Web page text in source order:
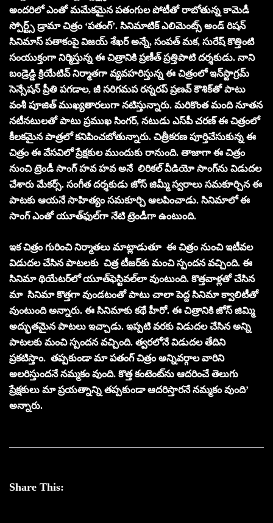
అందరిలో ఎంతో మమేకమైన ప‌తంగుల పోటీతో రాబోతున్న కామెడీ
స్పోర్ట్స్ డ్రామా చిత్రం ‘ప‌తంగ్’. సినిమాటిక్ ఎలిమెంట్స్ అండ్ రిష‌న్
సినిమాస్ ప‌తాకంపై విజ‌య్ శేఖ‌ర్ అన్నే, సంప‌త్ మ‌క, సురేష్ కొత్తింటి
సంయుక్తంగా నిర్మిస్తున్న ఈ చిత్రానికి ప్ర‌ణీత్ ప్ర‌త్తిపాటి ద‌ర్శ‌కుడు. నాని
బండ్రెడ్డి క్రియేటివ్ నిర్మాతగా వ్య‌వ‌హ‌రిస్తున్న ఈ చిత్రంలో ఇన్‌స్టాగ్రమ్
సెన్సేష‌న్ ప్రీతి ప‌గ‌డాల‌, జీ స‌రిగ‌మ‌ప ర‌న్న‌ర‌ప్ ప్ర‌ణ‌వ్ కౌశిక్‌తో పాటు
వంశీ పూజిత్ ముఖ్య‌తార‌లుగా న‌టిస్తున్నారు. మ‌రికొంత మంది నూత‌న
న‌టీన‌టుల‌తో పాటు ప్ర‌ముఖ సింగ‌ర్, న‌టుడు ఎస్‌పీ చ‌ర‌ణ్ ఈ చిత్రంలో
కీల‌క‌మైన పాత్ర‌లో క‌నిపించ‌బోతున్నారు. చిత్రీక‌ర‌ణ పూర్తిచేసుకున్న ఈ
చిత్రం ఈ వేసవిలో ప్రేక్షకుల ముందుకు రానుంది. తాజాగా ఈ చిత్రం
నుంచి ట్రెండీ సాంగ్‌ హవ హవ అనే లిరికల్‌ వీడియో సాంగ్‌ను విడుదల
చేశారు మేకర్స్‌. సంగీత దర్శకుడు జోస్‌ జిమ్మీ స్వరాలు సమకూర్చిన ఈ
పాటకు ఆయనే సాహిత్యం సమకూర్చి ఆలపించాడు. సినిమాలో ఈ
సాంగ్‌ ఎంతో యూత్‌ఫుల్‌గా నేటి ట్రెండీగా ఉంటుంది.
ఇక చిత్రం గురించి నిర్మాతలు మాట్లాడుతూ ఈ చిత్రం నుంచి ఇటీవల
విడుదల చేసిన పాటలకు చిత్ర టీజర్‌కు మంచి స్పందన వచ్చింది. ఈ
సినిమా థియేటర్‌లో యూత్‌ఫెస్టివల్‌లా వుంటుంది. కొత్త‌వాళ్ల‌తో చేసిన
మా సినిమా కొత్త‌గా వుండ‌టంతో పాటు చాలా పెద్ద సినిమా క్వాలిటీతో
వుంటుంది అన్నారు. ఈ సినిమాకు క‌థే హీరో. ఈ చిత్రానికి జోస్ జిమ్మి
అద్భుత‌మైన పాట‌లు ఇచ్చాడు. ఇప్పటి వరకు విడుదల చేసిన అన్ని
పాటలకు మంచి స్పందన వచ్చింది. త్వరలోనే విడుదల తేదిని
ప్రకటిస్తాం. త‌ప్ప‌కుండా మా ప‌తంగ్ చిత్రం అన్నివ‌ర్గాల వారిని
అల‌రిస్తుంద‌నే న‌మ్మ‌కం వుంది. కొత్త కంటెంట్‌ను ఆదరించే తెలుగు
ప్రేక్షకులు మా ప్రయత్నాన్ని తప్పకుండా ఆదరిస్తారనే నమ్మకం వుంది’
అన్నారు.
Share This: